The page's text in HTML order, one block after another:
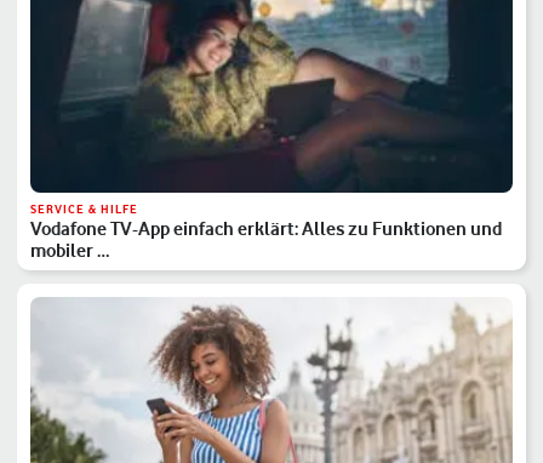
SERVICE & HILFE
Vodafone TV-App einfach erklärt: Alles zu Funktionen und
mobiler …